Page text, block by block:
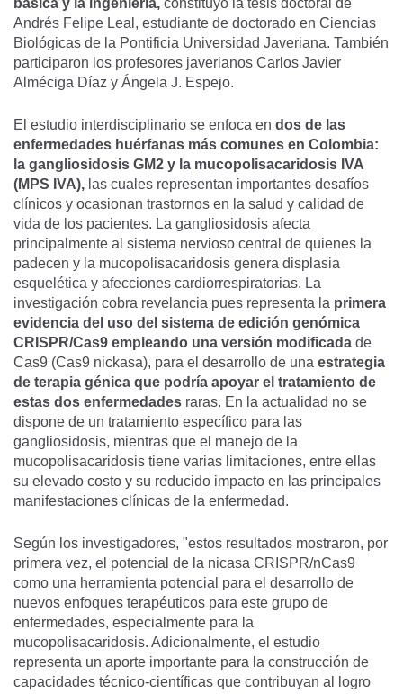
básica y la ingeniería, constituyó la tesis doctoral de
Andrés Felipe Leal, estudiante de doctorado en Ciencias
Biológicas de la Pontificia Universidad Javeriana. También
participaron los profesores javerianos Carlos Javier
Alméciga Díaz y Ángela J. Espejo.
El estudio interdisciplinario se enfoca en dos de las
enfermedades huérfanas más comunes en Colombia:
la gangliosidosis GM2 y la mucopolisacaridosis IVA
(MPS IVA), las cuales representan importantes desafíos
clínicos y ocasionan trastornos en la salud y calidad de
vida de los pacientes. La gangliosidosis afecta
principalmente al sistema nervioso central de quienes la
padecen y la mucopolisacaridosis genera displasia
esquelética y afecciones cardiorrespiratorias. La
investigación cobra revelancia pues representa la primera
evidencia del uso del sistema de edición genómica
CRISPR/Cas9 empleando una versión modificada de
Cas9 (Cas9 nickasa), para el desarrollo de una estrategia
de terapia génica que podría apoyar el tratamiento de
estas dos enfermedades raras. En la actualidad no se
dispone de un tratamiento específico para las
gangliosidosis, mientras que el manejo de la
mucopolisacaridosis tiene varias limitaciones, entre ellas
su elevado costo y su reducido impacto en las principales
manifestaciones clínicas de la enfermedad.
Según los investigadores, "estos resultados mostraron, por
primera vez, el potencial de la nicasa CRISPR/nCas9
como una herramienta potencial para el desarrollo de
nuevos enfoques terapéuticos para este grupo de
enfermedades, especialmente para la
mucopolisacaridosis. Adicionalmente, el estudio
representa un aporte importante para la construcción de
capacidades técnico-científicas que contribuyan al logro